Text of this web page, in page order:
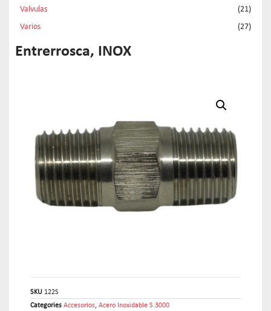
Valvulas
(21)
Varios
(27)
Entrerrosca, INOX
SKU 122S
Categories Accesorios, Acero Inoxidable S.3000